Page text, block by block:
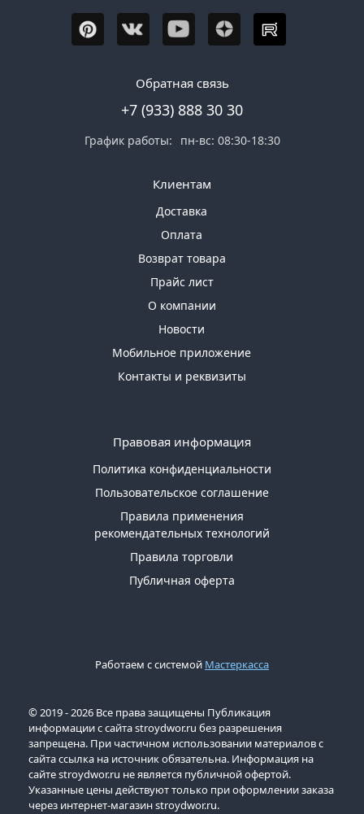
Обратная связь
+7 (933) 888 30 30
График работы: пн-вс: 08:30-18:30
Клиентам
Доставка
Оплата
Возврат товара
Прайс лист
О компании
Новости
Мобильное приложение
Контакты и реквизиты
Правовая информация
Политика конфиденциальности
Пользовательское соглашение
Правила применения
рекомендательных технологий
Правила торговли
Публичная оферта
Работаем с системой Мастеркасса
© 2019 - 2026 Все права защищены Публикация
информации с сайта stroydwor.ru без разрешения
запрещена. При частичном использовании материалов с
сайта ссылка на источник обязательна. Информация на
сайте stroydwor.ru не является публичной офертой.
Указанные цены действуют только при оформлении заказа
через интернет-магазин stroydwor.ru.